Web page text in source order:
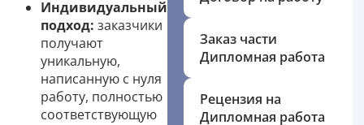
Индивидуальный
подход: заказчики
получают
уникальную,
написанную с нуля
работу, полностью
соответствующую
Заказ части
Дипломная работа
Рецензия на
Дипломная работа